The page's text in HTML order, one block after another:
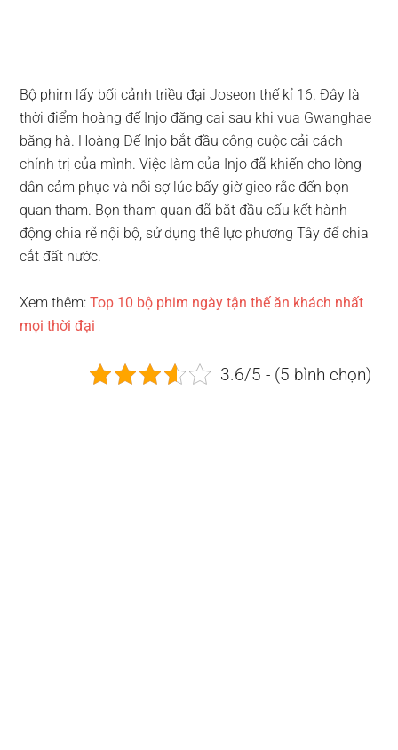
Bộ phim lấy bối cảnh triều đại Joseon thế kỉ 16. Đây là
thời điểm hoàng đế Injo đăng cai sau khi vua Gwanghae
băng hà. Hoàng Đế Injo bắt đầu công cuộc cải cách
chính trị của mình. Việc làm của Injo đã khiến cho lòng
dân cảm phục và nỗi sợ lúc bấy giờ gieo rắc đến bọn
quan tham. Bọn tham quan đã bắt đầu cấu kết hành
động chia rẽ nội bộ, sử dụng thế lực phương Tây để chia
cắt đất nước.
Xem thêm:Top 10 bộ phim ngày tận thế ăn khách nhất
mọi thời đại
3.6/5 - (5 bình chọn)